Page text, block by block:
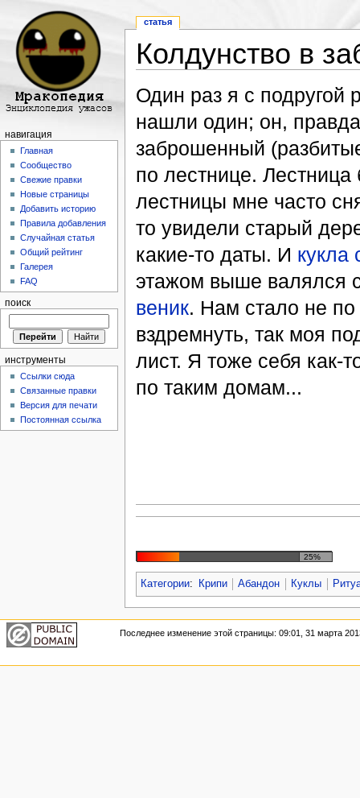
Колдунство в
Один раз я с
нашли один; он,
заброшенный
по лестнице. Лестница
лестницы мне часто
то увидели старый
какие-то даты. И кукла
этажом выше валялся
веник. Нам стало не
вздремнуть, так моя
лист. Я тоже себя как-
по таким домам...
25%
Категории: Крипи Абандон Куклы
статья
навигация
Главная
Сообщество
Свежие правки
Новые страницы
Добавить историю
Правила добавления
Случайная статья
Общий рейтинг
Галерея
FAQ
поиск
инструменты
Ссылки сюда
Связанные правки
Версия для печати
Постоянная ссылка
Последнее изменение этой страницы: 09:01, 31 марта